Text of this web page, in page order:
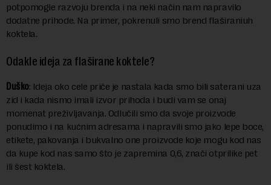
potpomogle razvoju brenda i na neki način nam napravilo
dodatne prihode. Na primer, pokrenuli smo brend flaširaniuh
koktela.
Odakle ideja za flaširane koktele?
Duško: Ideja oko cele priče je nastala kada smo bili saterani uza
zid i kada nismo imali izvor prihoda i budi vam se onaj
momenat preživljavanja. Odlučili smo da svoje proizvode
ponudimo i na kućnim adresama i napravili smo jako lepe boce,
etikete, pakovanja i bukvalno one proizvode koje mogu kod nas
da kupe kod nas samo što je zapremina 0,6, znači otprilike pet
ili šest koktela.